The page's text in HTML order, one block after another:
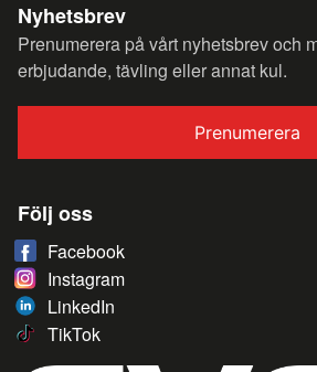
Nyhetsbrev
Prenumerera på vårt nyhetsbrev och
erbjudande, tävling eller annat kul.
Prenumerera
Följ oss
Facebook
Instagram
LinkedIn
TikTok